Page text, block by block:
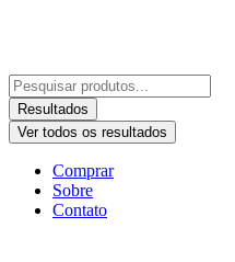
Resultados
Ver todos os resultados
Comprar
Sobre
Contato